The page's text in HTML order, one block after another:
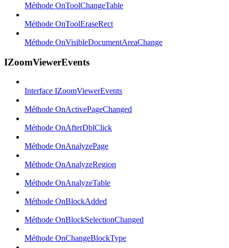
Méthode OnToolChangeTable
Méthode OnToolEraseRect
Méthode OnVisibleDocumentAreaChange
IZoomViewerEvents
Interface IZoomViewerEvents
Méthode OnActivePageChanged
Méthode OnAfterDblClick
Méthode OnAnalyzePage
Méthode OnAnalyzeRegion
Méthode OnAnalyzeTable
Méthode OnBlockAdded
Méthode OnBlockSelectionChanged
Méthode OnChangeBlockType